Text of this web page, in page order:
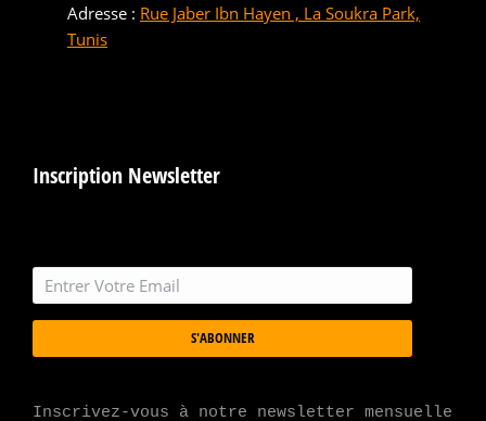
Adresse : Rue Jaber Ibn Hayen , La Soukra Park,
Tunis
Inscription Newsletter
S'ABONNER
Inscrivez-vous à notre newsletter mensuelle